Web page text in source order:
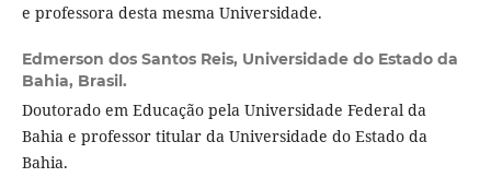
e professora desta mesma Universidade.
Edmerson dos Santos Reis, Universidade do Estado da
Bahia, Brasil.
Doutorado em Educação pela Universidade Federal da
Bahia e professor titular da Universidade do Estado da
Bahia.